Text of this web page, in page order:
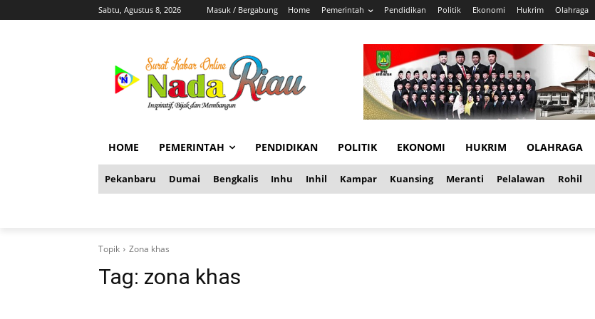
Sabtu, Agustus 8, 2026 Masuk / Bergabung Home Pemerintah Pendidikan Politik Ekonomi Hukrim Olahraga
HOME PEMERINTAH PENDIDIKAN POLITIK EKONOMI HUKRIM OLAHRAGA
Pekanbaru Dumai Bengkalis Inhu Inhil Kampar Kuansing Meranti Pelalawan Rohil
Topik Zona khas
Tag: zona khas